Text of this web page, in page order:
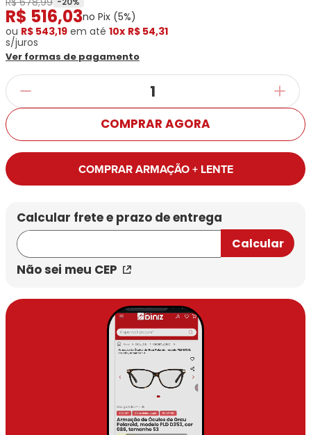
Ban
Todas
as
Marcas
Marcas
Exclusivas
Dii
DNZ
Todas
Miu
Polaroid
Vogue
Todas
as
Marcas
Marcas
Collection
Totas
Bulget
Todas
as
Marcas
Marcas
Exclusivas
Dii
Hit
Unissex
Marcas
Exclusivas
Dii
Collection
DNZ
Hit
R$ 516,03no Pix (5%)
ou R$ 543,19 em até 10x R$ 54,31
s/juros
Ver formas de pagamento
COMPRAR AGORA
COMPRAR ARMAÇÃO + LENTE
Não sei meu CEP